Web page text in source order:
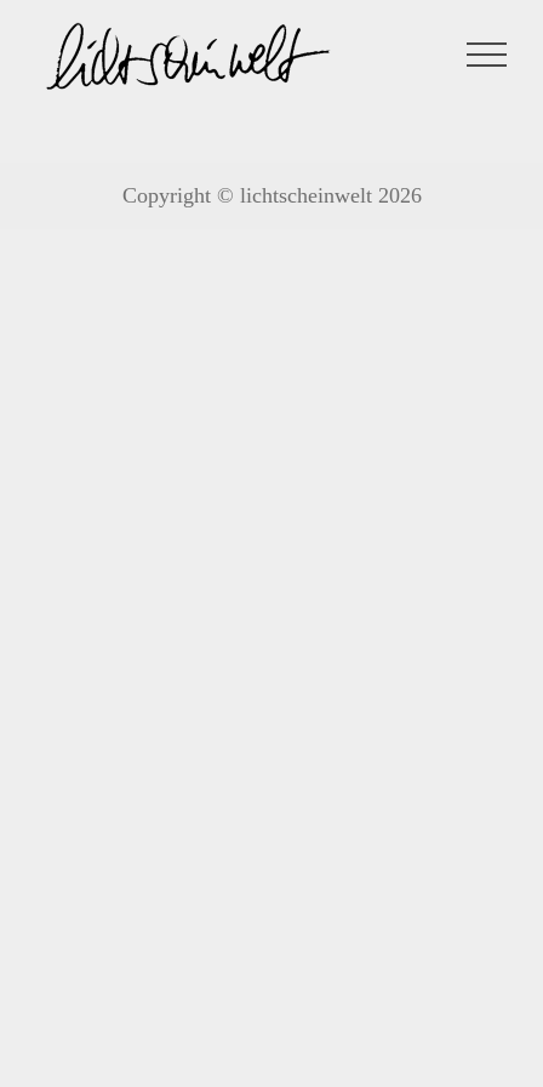
Inhalt
springen
Copyright © lichtscheinwelt 2026